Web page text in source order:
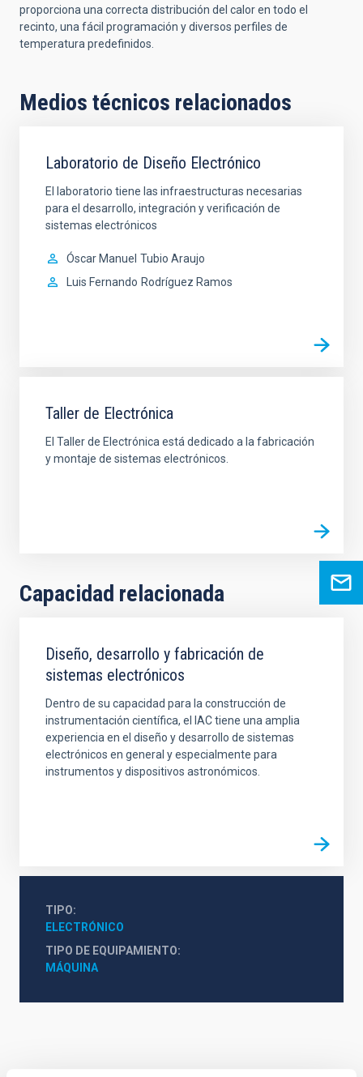
proporciona una correcta distribución del calor en todo el
recinto, una fácil programación y diversos perfiles de
temperatura predefinidos.
Medios técnicos relacionados
Laboratorio de Diseño Electrónico
El laboratorio tiene las infraestructuras necesarias
para el desarrollo, integración y verificación de
sistemas electrónicos
Óscar Manuel Tubio Araujo
Luis Fernando Rodríguez Ramos
Taller de Electrónica
El Taller de Electrónica está dedicado a la fabricación
y montaje de sistemas electrónicos.
Capacidad relacionada
Diseño, desarrollo y fabricación de
sistemas electrónicos
Dentro de su capacidad para la construcción de
instrumentación científica, el IAC tiene una amplia
experiencia en el diseño y desarrollo de sistemas
electrónicos en general y especialmente para
instrumentos y dispositivos astronómicos.
TIPO
ELECTRÓNICO
TIPO DE EQUIPAMIENTO
MÁQUINA